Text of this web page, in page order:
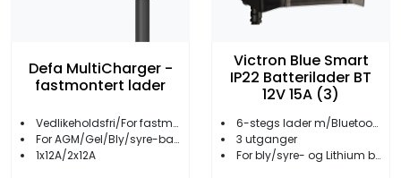
Defa MultiCharger -
fastmontert lader
Vedlikeholdsfri/For fastmontering
For AGM/Gel/Bly/syre-batterier
1x12A/2x12A
Victron Blue Smart
IP22 Batterilader BT
12V 15A (3)
6-stegs lader m/Bluetooth
3 utganger
For bly/syre- og Lithium batterier